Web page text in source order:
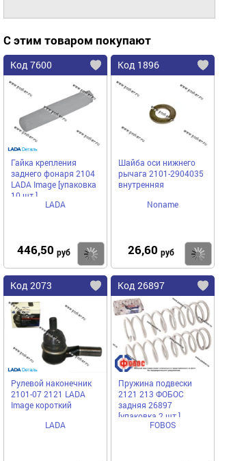
С этим товаром покупают
Код 7600
Гайка крепления
заднего фонаря 2104
LADA Image [упаковка
10 шт.]
LADA
446,50 руб Купить
Код 1896
Шайба оси нижнего
рычага 2101-2904035
внутренняя
Noname
26,60 руб
Код 2073
Рулевой наконечник
2101-07 2121 LADA
Image короткий
LADA
Код 26897
Пружина подвески
2121 213 ФОБОС
задняя 26897
[упаковка 2 шт.]
FOBOS